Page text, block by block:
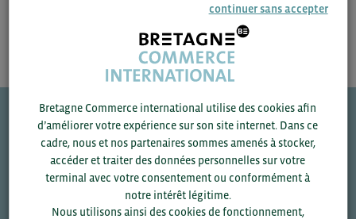
Une question ?
VOS CONTACTS
continuer sans accepter
Bretagne Commerce international utilise des cookies afin
d’améliorer votre expérience sur son site internet. Dans ce
cadre, nous et nos partenaires sommes amenés à stocker,
accéder et traiter des données personnelles sur votre
terminal avec votre consentement ou conformément à
notre intérêt légitime.
Nous utilisons ainsi des cookies de fonctionnement,